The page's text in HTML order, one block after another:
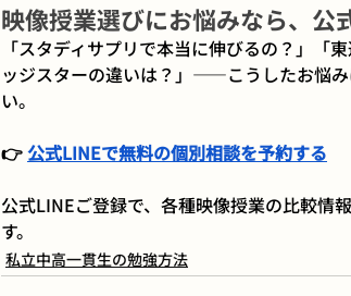
映像授業選びにお悩みなら、公
「スタディサプリで本当に伸びるの？」「
ッジスターの違いは？」——こうしたお悩
い。
👉 公式LINEで無料の個別相談を予約する
公式LINEご登録で、各種映像授業の比較情
す。
私立中高一貫生の勉強方法